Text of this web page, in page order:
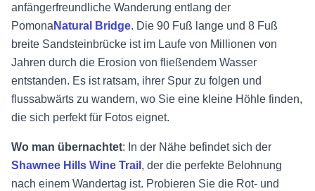
anfängerfreundliche Wanderung entlang der
PomonaNatural Bridge. Die 90 Fuß lange und 8 Fuß
breite Sandsteinbrücke ist im Laufe von Millionen von
Jahren durch die Erosion von fließendem Wasser
entstanden. Es ist ratsam, ihrer Spur zu folgen und
flussabwärts zu wandern, wo Sie eine kleine Höhle finden,
die sich perfekt für Fotos eignet.
Wo man übernachtet: In der Nähe befindet sich der
Shawnee Hills Wine Trail , der die perfekte Belohnung
nach einem Wandertag ist. Probieren Sie die Rot- und